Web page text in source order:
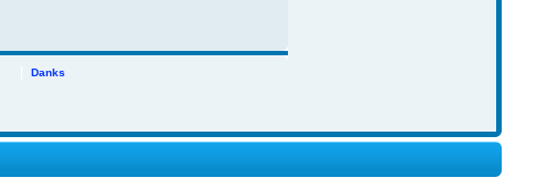
Danks